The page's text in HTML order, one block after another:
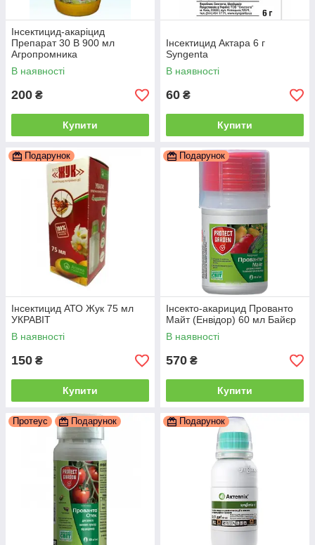
Інсектицид-акаріцид
Препарат 30 В 900 мл
Агропромника
В наявності
200 ₴
Купити
Інсектицид Актара 6 г
Syngenta
В наявності
60 ₴
Купити
Подарунок
Інсектицид АТО Жук 75 мл
УКРАВІТ
В наявності
150 ₴
Купити
Подарунок
Інсекто-акарицид Прованто
Майт (Енвідор) 60 мл Байєр
В наявності
570 ₴
Купити
Протеус Подарунок Подарунок